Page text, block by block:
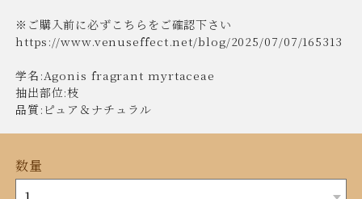
※ご購入前に必ずこちらをご確認下さい
https://www.venuseffect.net/blog/2025/07/07/165313
学名:Agonis fragrant myrtaceae
抽出部位:枝
品質:ピュア＆ナチュラル
数量